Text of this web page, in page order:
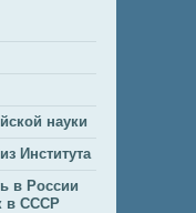
науки
Института
в России
в СССР